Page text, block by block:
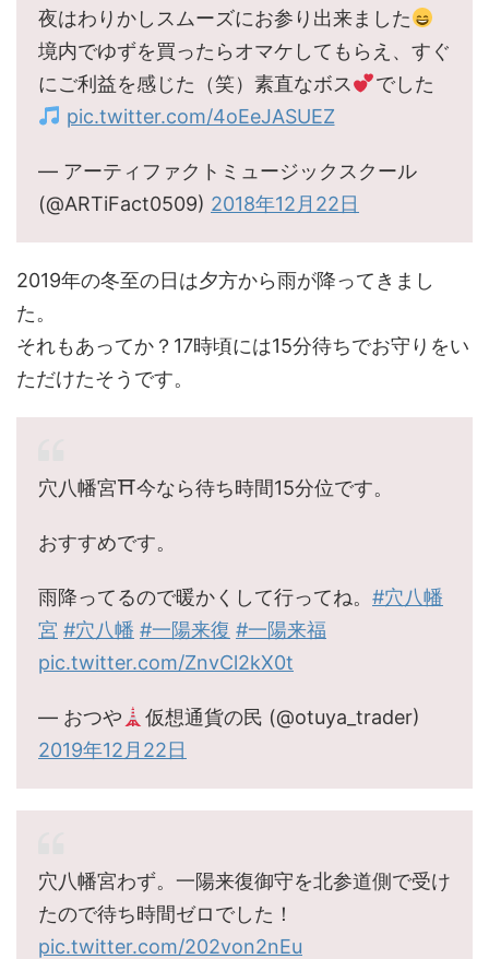
夜はわりかしスムーズにお参り出来ました
境内でゆずを買ったらオマケしてもらえ、すぐ
にご利益を感じた（笑）素直なボス
でした
pic.twitter.com/4oEeJASUEZ
— アーティファクトミュージックスクール
(@ARTiFact0509) 2018年12月22日
2019年の冬至の日は夕方から雨が降ってきまし
た。
それもあってか？17時頃には15分待ちでお守りをい
ただけたそうです。
穴八幡宮⛩今なら待ち時間15分位です。
おすすめです。
雨降ってるので暖かくして行ってね。 #穴八幡
宮 #穴八幡 #一陽来復 #一陽来福
pic.twitter.com/ZnvCl2kX0t
— おつや
仮想通貨の民 (@otuya_trader)
2019年12月22日
穴八幡宮わず。一陽来復御守を北参道側で受け
たので待ち時間ゼロでした！
pic.twitter.com/202von2nEu